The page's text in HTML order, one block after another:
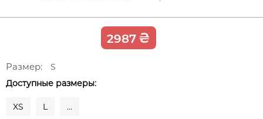
2987 ₴
Размер:
S
Доступные размеры:
XS L ...